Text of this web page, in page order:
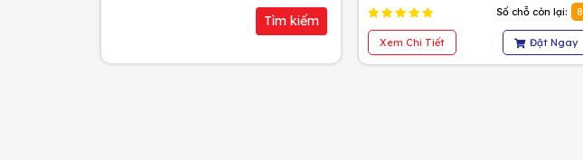
Tìm kiếm
Số chỗ còn lại: 8
Xem Chi Tiết Đặt Ngay